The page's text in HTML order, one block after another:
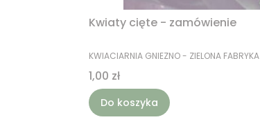
Kwiaty cięte - zamówienie
PRODUCENT
KWIACIARNIA GNIEZNO - ZIELONA FABRYKA
Cena
1,00 zł
Do koszyka